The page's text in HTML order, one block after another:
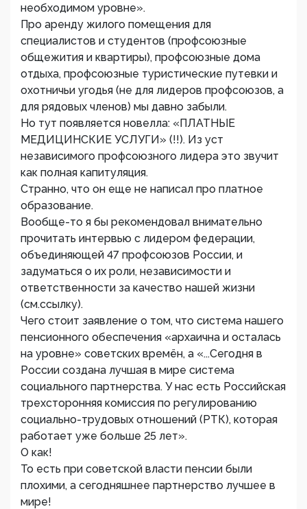
необходимом уровне».
Про аренду жилого помещения для
специалистов и студентов (профсоюзные
общежития и квартиры), профсоюзные дома
отдыха, профсоюзные туристические путевки и
охотничьи угодья (не для лидеров профсоюзов, а
для рядовых членов) мы давно забыли.
Но тут появляется новелла: «ПЛАТНЫЕ
МЕДИЦИНСКИЕ УСЛУГИ» (!!). Из уст
независимого профсоюзного лидера это звучит
как полная капитуляция.
Странно, что он еще не написал про платное
образование.
Вообще-то я бы рекомендовал внимательно
прочитать интервью с лидером федерации,
объединяющей 47 профсоюзов России, и
задуматься о их роли, независимости и
ответственности за качество нашей жизни
(см.ссылку).
Чего стоит заявление о том, что система нашего
пенсионного обеспечения «архаична и осталась
на уровне» советских времён, а «...Сегодня в
России создана лучшая в мире система
социального партнерства. У нас есть Российская
трехсторонняя комиссия по регулированию
социально-трудовых отношений (РТК), которая
работает уже больше 25 лет».
О как!
То есть при советской власти пенсии были
плохими, а сегодняшнее партнерство лучшее в
мире!